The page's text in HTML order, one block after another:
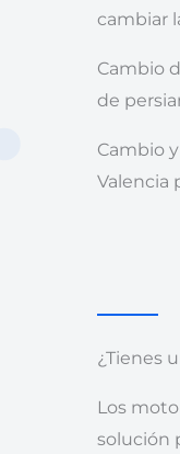
cambiar
Cambio
de
Cambio
Valencia
¿Tienes
Los
solución